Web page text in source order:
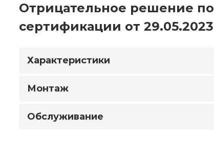
Отрицательное решение по
сертификации от 29.05.2023
Характеристики
Монтаж
Обслуживание